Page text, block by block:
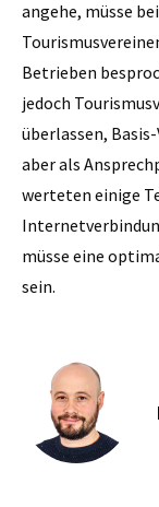
angehe, müsse
Betrieben
jedoch
überlassen,
aber als
werteten einige
müsse eine
sein.